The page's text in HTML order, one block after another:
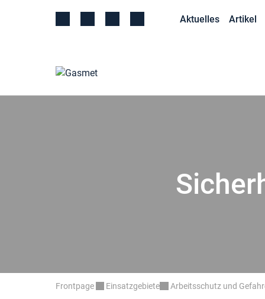
Aktuelles Artikel
Frontpage Einsatzgebiete Arbeitsschutz und